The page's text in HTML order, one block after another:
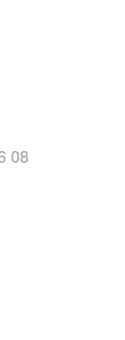
08